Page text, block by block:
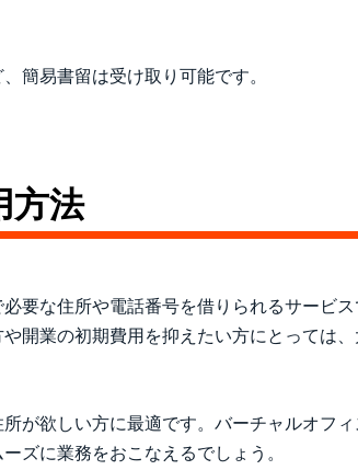
簡易書留は受け取り可能です。
方法
要な住所や電話番号を借りられるサービ
開業の初期費用を抑えたい方にとっては
が欲しい方に最適です。バーチャルオフ
ズに業務をおこなえるでしょう。